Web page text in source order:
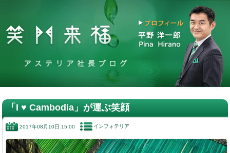
「I ♥️ Cambodia」が運ぶ笑顔
2017年08月10日 15:00 インフォテリア